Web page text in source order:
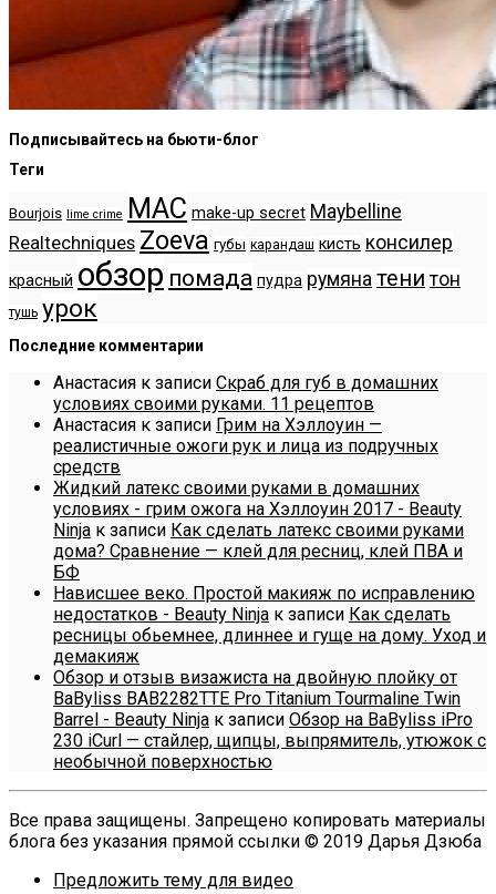
Подписывайтесь на бьюти-блог
Теги
Bourjois lime crime MAC make-up secret Maybelline
Realtechniques Zoeva губы карандаш кисть консилер
красный обзор помада пудра румяна тени тон
тушь урок
Последние комментарии
Анастасия к записи Скраб для губ в домашних
условиях своими руками. 11 рецептов
Анастасия к записи Грим на Хэллоуин —
реалистичные ожоги рук и лица из подручных
средств
Жидкий латекс своими руками в домашних
условиях - грим ожога на Хэллоуин 2017 - Beauty
Ninja к записи Как сделать латекс своими руками
дома? Сравнение — клей для ресниц, клей ПВА и
БФ
Нависшее веко. Простой макияж по исправлению
недостатков - Beauty Ninja к записи Как сделать
ресницы обьемнее, длиннее и гуще на дому. Уход и
демакияж
Обзор и отзыв визажиста на двойную плойку от
BaByliss BAB2282TTE Pro Titanium Tourmaline Twin
Barrel - Beauty Ninja к записи Обзор на BaByliss iPro
230 iCurl — стайлер, щипцы, выпрямитель, утюжок с
необычной поверхностью
Все права защищены. Запрещено копировать материалы
блога без указания прямой ссылки © 2019 Дарья Дзюба
Предложить тему для видео